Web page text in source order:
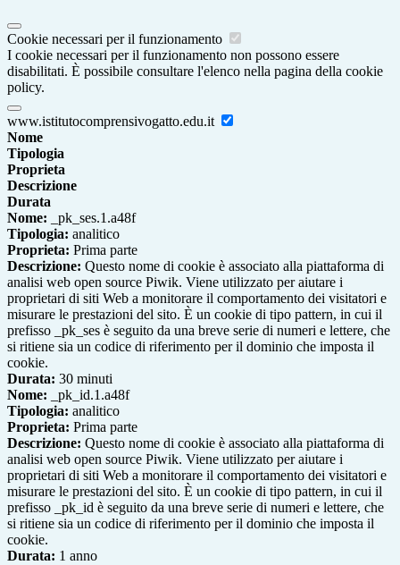
Cookie necessari per il funzionamento
I cookie necessari per il funzionamento non possono essere
disabilitati. È possibile consultare l'elenco nella pagina della cookie
policy.
www.istitutocomprensivogatto.edu.it
Nome
Tipologia
Proprieta
Descrizione
Durata
Nome: _pk_ses.1.a48f
Tipologia: analitico
Proprieta: Prima parte
Descrizione: Questo nome di cookie è associato alla piattaforma di
analisi web open source Piwik. Viene utilizzato per aiutare i
proprietari di siti Web a monitorare il comportamento dei visitatori e
misurare le prestazioni del sito. È un cookie di tipo pattern, in cui il
prefisso _pk_ses è seguito da una breve serie di numeri e lettere, che
si ritiene sia un codice di riferimento per il dominio che imposta il
cookie.
Durata: 30 minuti
Nome: _pk_id.1.a48f
Tipologia: analitico
Proprieta: Prima parte
Descrizione: Questo nome di cookie è associato alla piattaforma di
analisi web open source Piwik. Viene utilizzato per aiutare i
proprietari di siti Web a monitorare il comportamento dei visitatori e
misurare le prestazioni del sito. È un cookie di tipo pattern, in cui il
prefisso _pk_id è seguito da una breve serie di numeri e lettere, che
si ritiene sia un codice di riferimento per il dominio che imposta il
cookie.
Durata: 1 anno